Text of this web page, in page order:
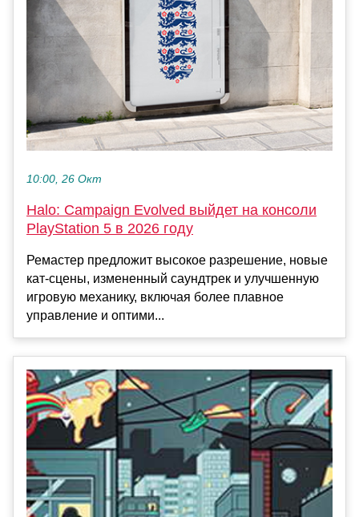
10:00, 26 Окт
Halo: Campaign Evolved выйдет на консоли
PlayStation 5 в 2026 году
Ремастер предложит высокое разрешение, новые
кат-сцены, измененный саундтрек и улучшенную
игровую механику, включая более плавное
управление и оптими...